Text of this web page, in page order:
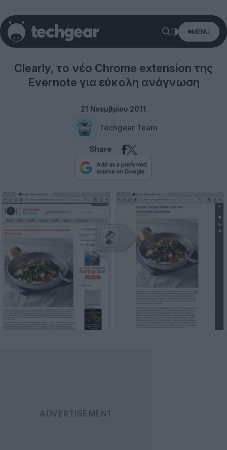
MENU
Clearly, το νέο Chrome extension της
Evernote για εύκολη ανάγνωση
21 Νοεμβρίου 2011
Techgear Team
Share